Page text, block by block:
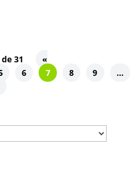
31
«
6 7 8 9
...